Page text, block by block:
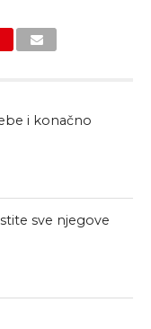
i konačno
sve njegove